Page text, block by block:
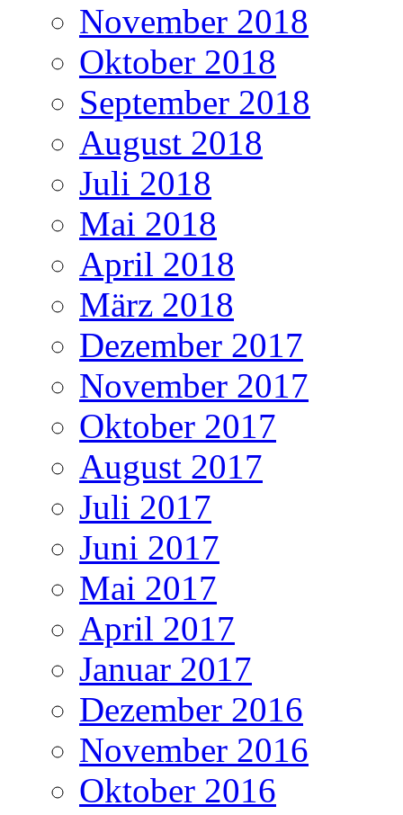
November 2018
Oktober 2018
September 2018
August 2018
Juli 2018
Mai 2018
April 2018
März 2018
Dezember 2017
November 2017
Oktober 2017
August 2017
Juli 2017
Juni 2017
Mai 2017
April 2017
Januar 2017
Dezember 2016
November 2016
Oktober 2016